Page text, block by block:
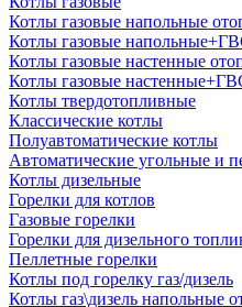
Котлы газовые напольные
Котлы газовые
Котлы газовые настенные
Котлы газовые
Котлы твердотопливные
Классические котлы
Полуавтоматические котлы
Автоматические угольные и
Котлы дизельные
Горелки для котлов
Газовые горелки
Горелки для дизельного
Пеллетные горелки
Котлы под горелку газ/дизель
Котлы газ\дизель напольные